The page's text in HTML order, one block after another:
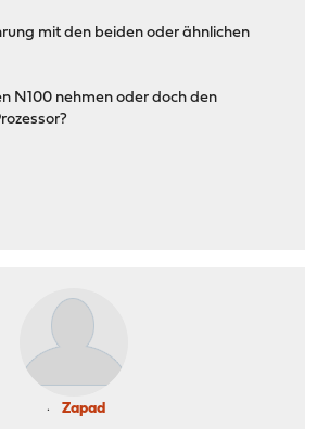
mit den beiden oder ähnlichen
N100 nehmen oder doch den
Zapad